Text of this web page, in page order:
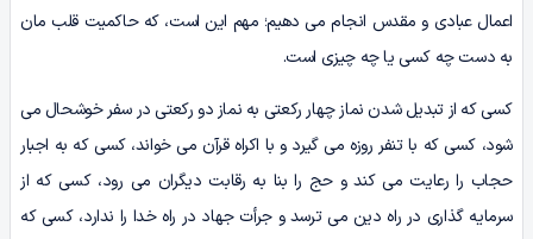
اعمال عبادی و مقدس انجام می دهیم؛ مهم این است، که حاکمیت قلب مان
به دست چه کسی یا چه چیزی است.
کسی که از تبدیل شدن نماز چهار رکعتی به نماز دو رکعتی در سفر خوشحال می
شود، کسی که با تنفر روزه می گیرد و با اکراه قرآن می خواند، کسی که به اجبار
حجاب را رعایت می کند و حج را بنا به رقابت دیگران می رود، کسی که از
سرمایه گذاری در راه دین می ترسد و جرأت جهاد در راه خدا را ندارد، کسی که